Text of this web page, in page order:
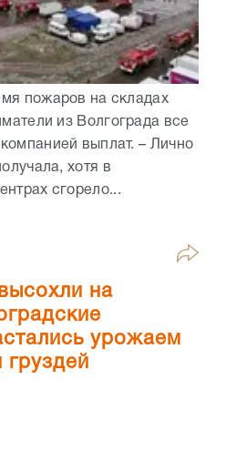
пожаров на складах
из Волгограда все
выплат. – Лично
хотя в
сгорело...
на
урожаем